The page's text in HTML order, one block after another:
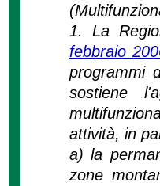
1. La
febbraio
programmi
sostiene
attività, in
a) la
zone